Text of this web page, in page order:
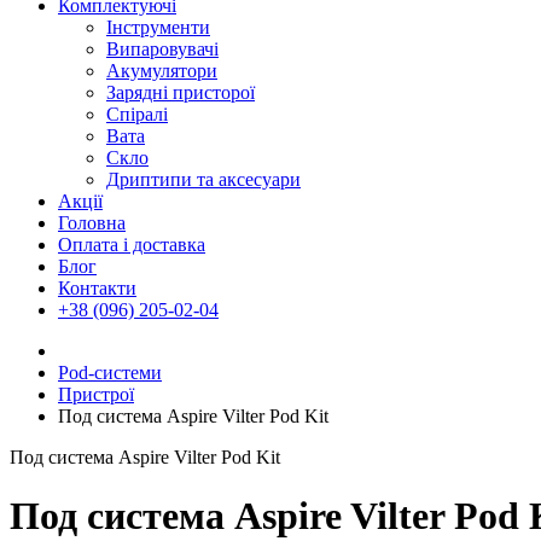
Комплектуючі
Інструменти
Випаровувачі
Акумулятори
Зарядні присторої
Спіралі
Вата
Скло
Дриптипи та аксесуари
Акції
Головна
Оплата і доставка
Блог
Контакти
+38 (096) 205-02-04
Pod-системи
Пристрої
Под система Aspire Vilter Pod Kit
Под система Aspire Vilter Pod Kit
Под система Aspire Vilter Pod